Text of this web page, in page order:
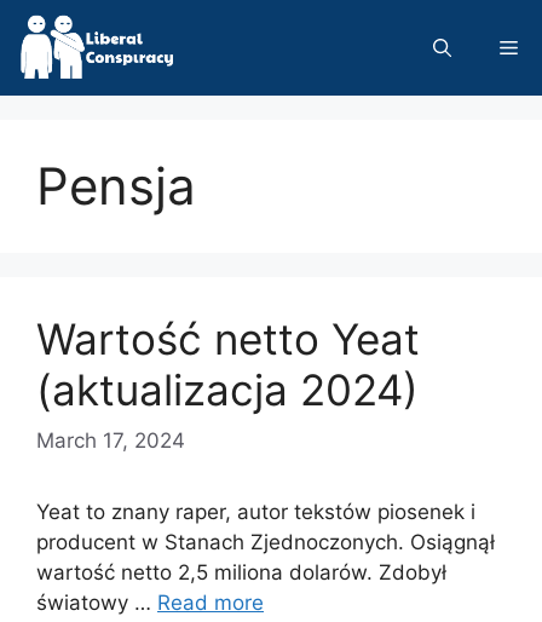
Skip
content
Pensja
Wartość netto Yeat
(aktualizacja 2024)
March 17, 2024
Yeat to znany raper, autor tekstów piosenek i
producent w Stanach Zjednoczonych. Osiągnął
wartość netto 2,5 miliona dolarów. Zdobył
światowy … Read more